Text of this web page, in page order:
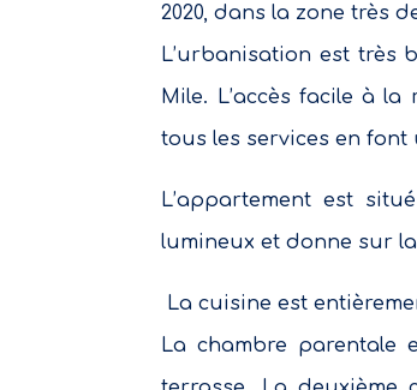
2020, dans la zone très
L’urbanisation est très
Mile. L’accès facile à
tous les services en font
L’appartement est
lumineux et donne sur
La cuisine est
La chambre parentale